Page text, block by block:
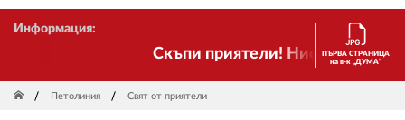
Информация:
Скъпи приятели! Ние пак сме тук!
ПЪРВА СТРАНИЦА
на в-к „ДУМА“
Петолиния Свят от приятели